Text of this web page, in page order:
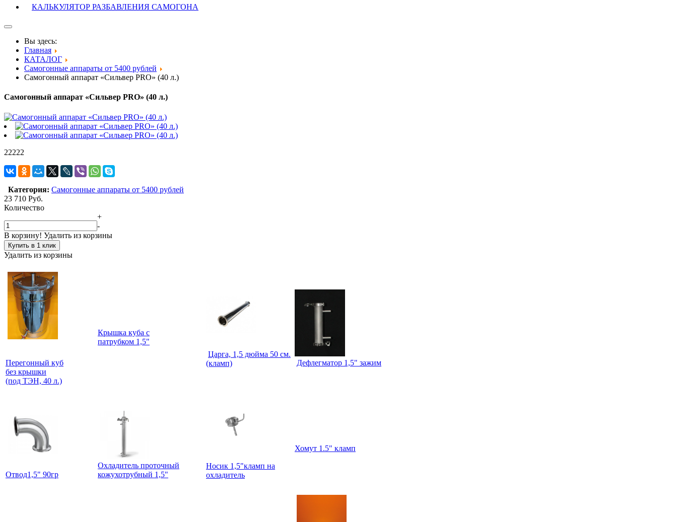
КАЛЬКУЛЯТОР РАЗБАВЛЕНИЯ САМОГОНА
Вы здесь:
Главная
КАТАЛОГ
Самогонные аппараты от 5400 рублей
Самогонный аппарат «Сильвер PRO» (40 л.)
Самогонный аппарат «Сильвер PRO» (40 л.)
22222
Категория: Самогонные аппараты от 5400 рублей
23 710 Руб.
Количество
+
-
В корзину! Удалить из корзины
Купить в 1 клик
Удалить из корзины
Перегонный куб
без крышки
(под ТЭН, 40 л.)
Крышка куба с
патрубком 1,5"
Царга, 1,5 дюйма 50 см.
(кламп)
Дефлегматор 1,5" зажим
Отвод1,5" 90гр
Охладитель проточный
кожухотрубный 1,5"
Носик 1,5"кламп на
охладитель
Хомут 1.5" кламп